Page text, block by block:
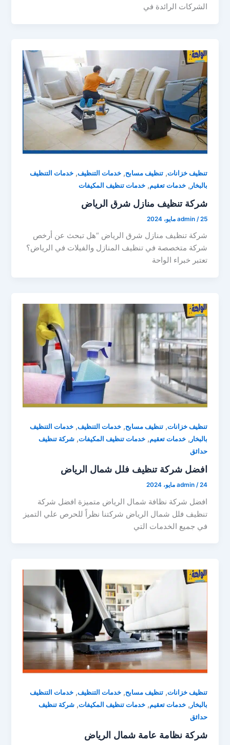
الشركات الرائدة في
تنظيف خزانات,تنظيف مسابح,خدمات التنظيف,خدمات التنظيف
بالبخار ,خدمات تعقيم,خدمات تنظيف المكيفات
شركة تنظيف منازل شرق الرياض
admin /25 مايو، 2024
شركة تنظيف منازل شرق الرياض “هل تبحث عن أرخص
شركة متخصصة في تنظيف المنازل والفيلات في الرياض؟
تعتبر خبراء الواحة
تنظيف خزانات,تنظيف مسابح,خدمات التنظيف,خدمات التنظيف
بالبخار ,خدمات تعقيم,خدمات تنظيف المكيفات,شركة تنظيف
حدائق
افضل شركة تنظيف فلل شمال الرياض
admin /24 مايو، 2024
افضل شركة نظافة شمال الرياض متميزة افضل شركة
تنظيف فلل شمال الرياض شركتنا نظراً للحرص علي التميز
في جميع الخدمات التي
تنظيف خزانات,تنظيف مسابح,خدمات التنظيف,خدمات التنظيف
بالبخار ,خدمات تعقيم,خدمات تنظيف المكيفات,شركة تنظيف
حدائق
شركة نظامة عامة شمال الرياض